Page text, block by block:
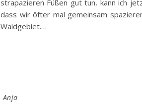
strapazieren Füßen gut tun, kann ich
dass wir öfter mal gemeinsam
Waldgebiet.…
Anja